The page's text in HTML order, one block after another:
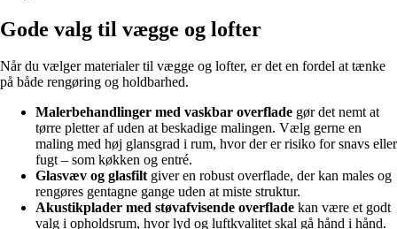
Gode valg til vægge og lofter
Når du vælger materialer til vægge og lofter, er det en fordel at tænke
på både rengøring og holdbarhed.
Malerbehandlinger med vaskbar overflade gør det nemt at
tørre pletter af uden at beskadige malingen. Vælg gerne en
maling med høj glansgrad i rum, hvor der er risiko for snavs eller
fugt – som køkken og entré.
Glasvæv og glasfiltgiver en robust overflade, der kan males og
rengøres gentagne gange uden at miste struktur.
Akustikplader med støvafvisende overflade kan være et godt
valg i opholdsrum, hvor lyd og luftkvalitet skal gå hånd i hånd.